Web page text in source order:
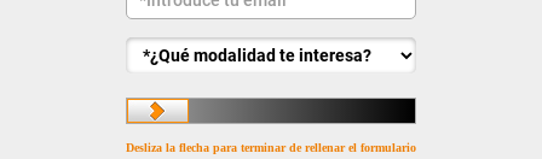
Desliza la flecha para terminar de rellenar el formulario